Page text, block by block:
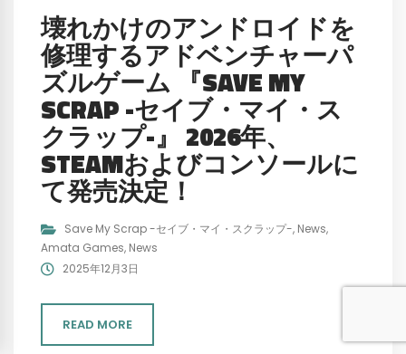
壊れかけのアンドロイドを
修理するアドベンチャーパ
ズルゲーム 『SAVE MY
SCRAP -セイブ・マイ・ス
クラップ-』 2026年、
STEAMおよびコンソールに
て発売決定！
Save My Scrap -セイブ・マイ・スクラップ-, News,
Amata Games, News
2025年12月3日
READ MORE